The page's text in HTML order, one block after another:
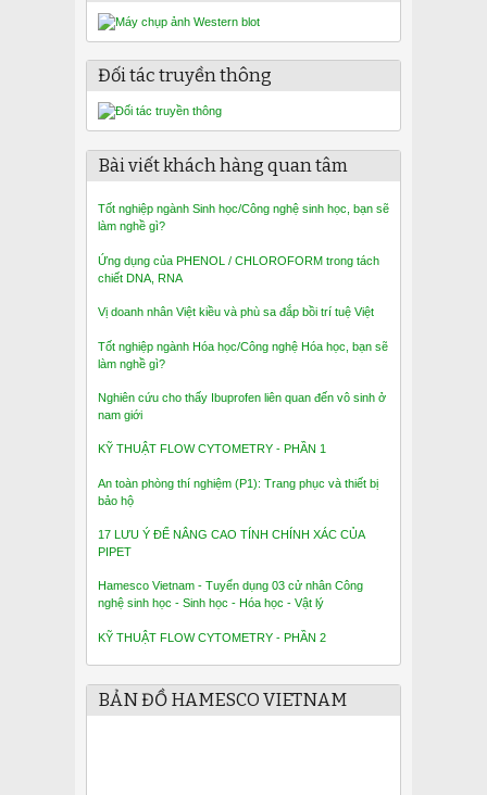
Đối tác truyền thông
Bài viết khách hàng quan tâm
Tốt nghiệp ngành Sinh học/Công nghệ sinh học, bạn sẽ
làm nghề gì?
Ứng dụng của PHENOL / CHLOROFORM trong tách
chiết DNA, RNA
Vị doanh nhân Việt kiều và phù sa đắp bồi trí tuệ Việt
Tốt nghiệp ngành Hóa học/Công nghệ Hóa học, bạn sẽ
làm nghề gì?
Nghiên cứu cho thấy Ibuprofen liên quan đến vô sinh ở
nam giới
KỸ THUẬT FLOW CYTOMETRY - PHẦN 1
An toàn phòng thí nghiệm (P1): Trang phục và thiết bị
bảo hộ
17 LƯU Ý ĐỂ NÂNG CAO TÍNH CHÍNH XÁC CỦA
PIPET
Hamesco Vietnam - Tuyển dụng 03 cử nhân Công
nghệ sinh học - Sinh học - Hóa học - Vật lý
KỸ THUẬT FLOW CYTOMETRY - PHẦN 2
BẢN ĐỒ HAMESCO VIETNAM